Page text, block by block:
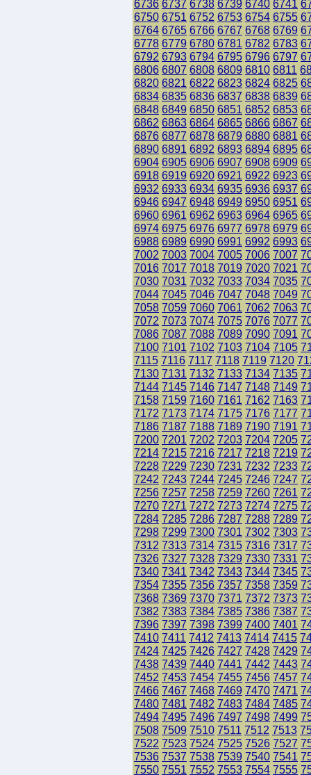
6736 6737 6738 6739 6740 6741
6750 6751 6752 6753 6754 6755
6764 6765 6766 6767 6768 6769
6778 6779 6780 6781 6782 6783
6792 6793 6794 6795 6796 6797
6806 6807 6808 6809 6810 6811
6820 6821 6822 6823 6824 6825
6834 6835 6836 6837 6838 6839
6848 6849 6850 6851 6852 6853
6862 6863 6864 6865 6866 6867
6876 6877 6878 6879 6880 6881
6890 6891 6892 6893 6894 6895
6904 6905 6906 6907 6908 6909
6918 6919 6920 6921 6922 6923
6932 6933 6934 6935 6936 6937
6946 6947 6948 6949 6950 6951
6960 6961 6962 6963 6964 6965
6974 6975 6976 6977 6978 6979
6988 6989 6990 6991 6992 6993
7002 7003 7004 7005 7006 7007
7016 7017 7018 7019 7020 7021
7030 7031 7032 7033 7034 7035
7044 7045 7046 7047 7048 7049
7058 7059 7060 7061 7062 7063
7072 7073 7074 7075 7076 7077
7086 7087 7088 7089 7090 7091
7100 7101 7102 7103 7104 7105
7115 7116 7117 7118 7119 7120
7130 7131 7132 7133 7134 7135
7144 7145 7146 7147 7148 7149
7158 7159 7160 7161 7162 7163
7172 7173 7174 7175 7176 7177
7186 7187 7188 7189 7190 7191
7200 7201 7202 7203 7204 7205
7214 7215 7216 7217 7218 7219
7228 7229 7230 7231 7232 7233
7242 7243 7244 7245 7246 7247
7256 7257 7258 7259 7260 7261
7270 7271 7272 7273 7274 7275
7284 7285 7286 7287 7288 7289
7298 7299 7300 7301 7302 7303
7312 7313 7314 7315 7316 7317
7326 7327 7328 7329 7330 7331
7340 7341 7342 7343 7344 7345
7354 7355 7356 7357 7358 7359
7368 7369 7370 7371 7372 7373
7382 7383 7384 7385 7386 7387
7396 7397 7398 7399 7400 7401
7410 7411 7412 7413 7414 7415
7424 7425 7426 7427 7428 7429
7438 7439 7440 7441 7442 7443
7452 7453 7454 7455 7456 7457
7466 7467 7468 7469 7470 7471
7480 7481 7482 7483 7484 7485
7494 7495 7496 7497 7498 7499
7508 7509 7510 7511 7512 7513
7522 7523 7524 7525 7526 7527
7536 7537 7538 7539 7540 7541
7550 7551 7552 7553 7554 7555